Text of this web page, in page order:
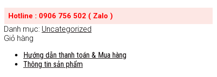
Hotline : 0906 756 502 ( Zalo )
Danh mục: Uncategorized
Giỏ hàng
Hướng dẫn thanh toán & Mua hàng
Thông tin sản phẩm